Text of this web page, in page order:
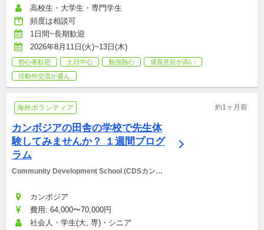
高校生・大学生・専門学生
頻度は相談可
1日間~長期歓迎
2026年8月11日(火)~13日(木)
初心者歓迎 土日中心 勉強熱心
成長意欲が高い
活動外交流が盛ん
海外ボランティア 約1ヶ月前
カンボジアの田舎の学校で先生体
験してみませんか？ １週間プログ
ラム
Community Development School (CDSカンボ
カンボジア
費用: 64,000〜70,000円
社会人・学生(大, 専)・シニア